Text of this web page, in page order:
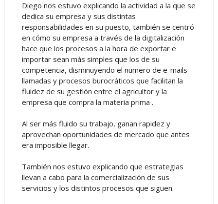
Diego nos estuvo explicando la actividad a la que se
dedica su empresa y sus distintas
responsabilidades en su puesto, también se centró
en cómo su empresa a través de la digitalización
hace que los procesos a la hora de exportar e
importar sean más simples que los de su
competencia, disminuyendo el numero de e-mails
llamadas y procesos burocráticos que facilitan la
fluidez de su gestión entre el agricultor y la
empresa que compra la materia prima .
Al ser más fluido su trabajo, ganan rapidez y
aprovechan oportunidades de mercado que antes
era imposible llegar.
También nos estuvo explicando que estrategias
llevan a cabo para la comercialización de sus
servicios y los distintos procesos que siguen.